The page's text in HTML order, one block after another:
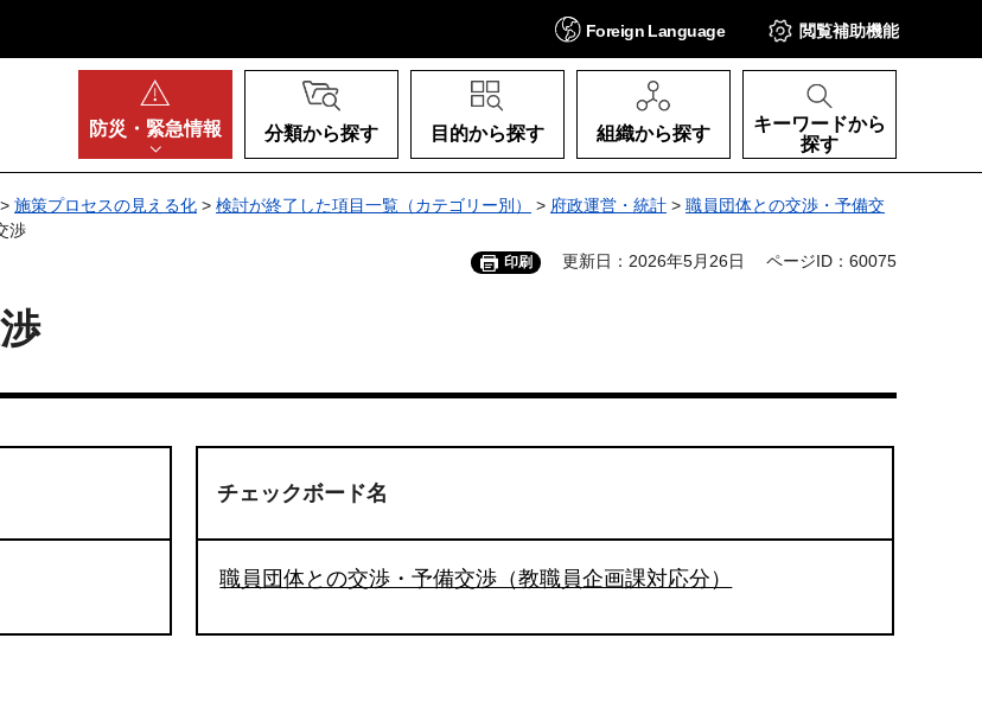
Foreign Language 閲覧補助機能
防災・ 緊急情報 分類から探す 目的から探す 組織から探す
キーワードから
探す
> 施策プロセスの見える化 > 検討が終了した項目一覧（カテゴリー別） > 府政運営・統計 > 職員団体との交渉・予備交
渉
印刷 更新日：2026年5月26日 ページID：60075
チェックボード名
職員団体との交渉・予備交渉（教職員企画課対応分）